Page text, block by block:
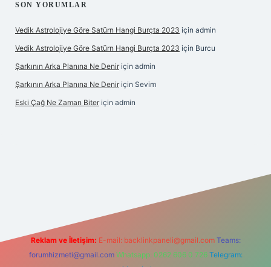
SON YORUMLAR
Vedik Astrolojiye Göre Satürn Hangi Burçta 2023 için admin
Vedik Astrolojiye Göre Satürn Hangi Burçta 2023 için Burcu
Şarkının Arka Planına Ne Denir için admin
Şarkının Arka Planına Ne Denir için Sevim
Eski Çağ Ne Zaman Biter için admin
Reklam ve İletişim: E-mail: backlinkpaneli@gmail.com Teams:
forumhizmeti@gmail.com Whatsapp: 0262 606 0 726 Telegram: